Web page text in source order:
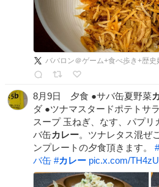
ババロン＠ゲーム+食べ歩き+歴史
8月9日 夕食 ●サバ缶夏野菜
ダ ●ツナマスタードポテトサ
スープ 玉ねぎ、なす、パプリ
バ缶カレー。ツナレタス混ぜ
ンプレートの夕食頂きます。 #
バ缶 #カレー pic.x.com/